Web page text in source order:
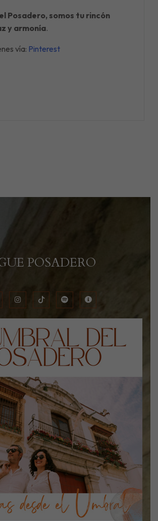
Posadero, somos tu rincón
y armonía.
vía: Pinterest
POSADERO